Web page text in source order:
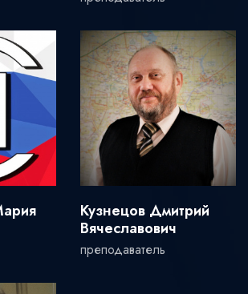
Кузнецов Дмитрий
Вячеславович
преподаватель